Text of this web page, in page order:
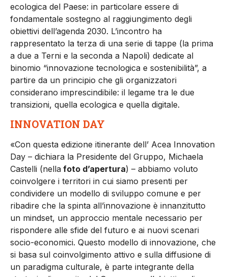
ecologica del Paese: in particolare essere di
fondamentale sostegno al raggiungimento degli
obiettivi dell’agenda 2030. L’incontro ha
rappresentato la terza di una serie di tappe (la prima
a due a Terni e la seconda a Napoli) dedicate al
binomio “innovazione tecnologica e sostenibilità”, a
partire da un principio che gli organizzatori
considerano imprescindibile: il legame tra le due
transizioni, quella ecologica e quella digitale.
INNOVATION DAY
«Con questa edizione itinerante dell’ Acea Innovation
Day – dichiara la Presidente del Gruppo, Michaela
Castelli (nella foto d’apertura) – abbiamo voluto
coinvolgere i territori in cui siamo presenti per
condividere un modello di sviluppo comune e per
ribadire che la spinta all’innovazione è innanzitutto
un mindset, un approccio mentale necessario per
rispondere alle sfide del futuro e ai nuovi scenari
socio-economici. Questo modello di innovazione, che
si basa sul coinvolgimento attivo e sulla diffusione di
un paradigma culturale, è parte integrante della